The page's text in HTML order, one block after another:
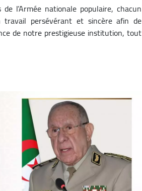
l’Armée nationale populaire, chacun
travail persévérant et sincère afin de
de notre prestigieuse institution, tout